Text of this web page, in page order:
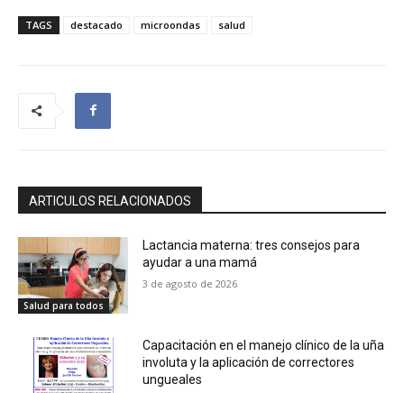
TAGS destacado microondas salud
ARTICULOS RELACIONADOS
Salud para todos
Lactancia materna: tres consejos para
ayudar a una mamá
3 de agosto de 2026
Capacitación en el manejo clínico de la uña
involuta y la aplicación de correctores
ungueales